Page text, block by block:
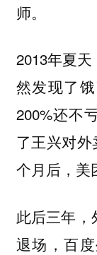
师。
2013年夏
然发现了
200%还不
了王兴对外
个月后，美
此后三年，
退场，百